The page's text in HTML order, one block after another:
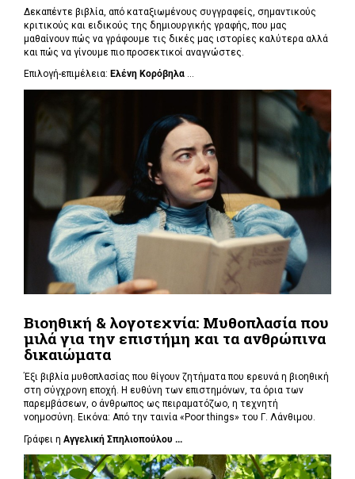
Δεκαπέντε βιβλία, από καταξιωμένους συγγραφείς, σημαντικούς
κριτικούς και ειδικούς της δημιουργικής γραφής, που μας
μαθαίνουν πώς να γράφουμε τις δικές μας ιστορίες καλύτερα αλλά
και πώς να γίνουμε πιο προσεκτικοί αναγνώστες.
Επιλογή-επιμέλεια: Ελένη Κορόβηλα ...
Βιοηθική & λογοτεχνία: Μυθοπλασία που
μιλά για την επιστήμη και τα ανθρώπινα
δικαιώματα
Έξι βιβλία μυθοπλασίας που θίγουν ζητήματα που ερευνά η βιοηθική
στη σύγχρονη εποχή. Η ευθύνη των επιστημόνων, τα όρια των
παρεμβάσεων, ο άνθρωπος ως πειραματόζωο, η τεχνητή
νοημοσύνη. Εικόνα: Από την ταινία «Poor things» του Γ. Λάνθιμου.
Γράφει η Αγγελική Σπηλιοπούλου ...